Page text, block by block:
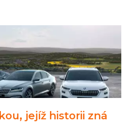
jejíž historii zná